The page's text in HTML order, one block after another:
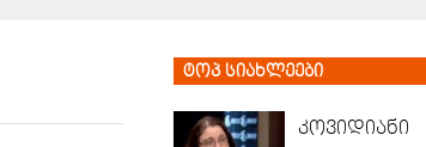
ტოპ სიახლეები
კოვიდიანი